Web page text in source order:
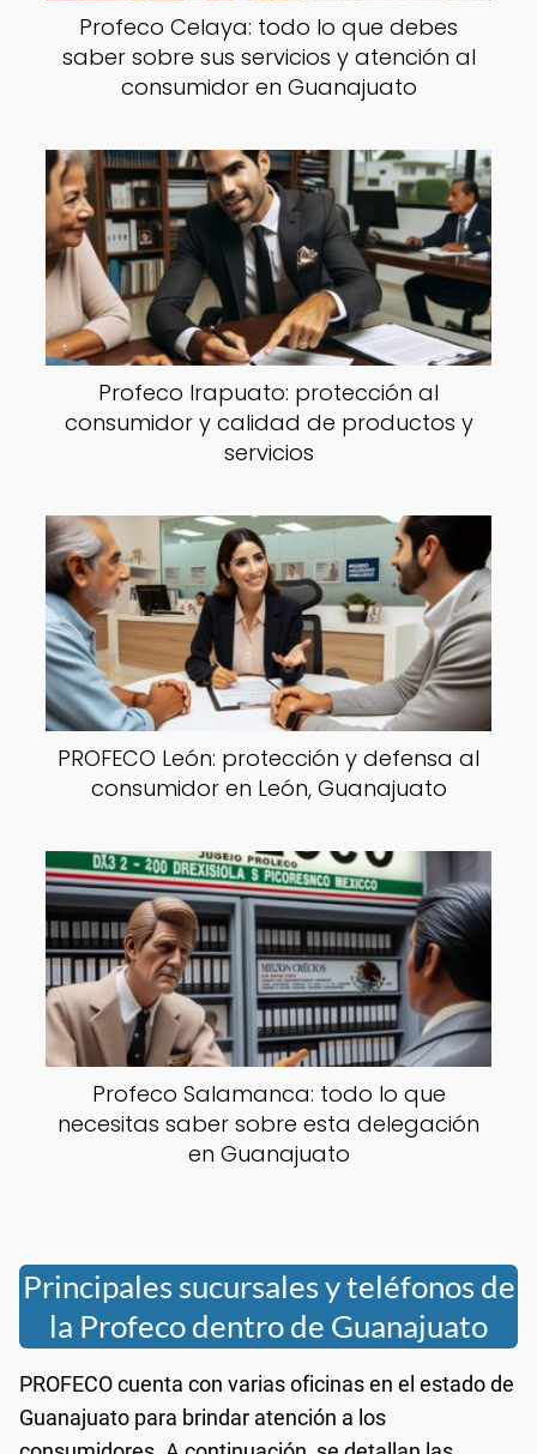
Profeco Celaya: todo lo que debes
saber sobre sus servicios y atención al
consumidor en Guanajuato
Profeco Irapuato: protección al
consumidor y calidad de productos y
servicios
PROFECO León: protección y defensa al
consumidor en León, Guanajuato
Profeco Salamanca: todo lo que
necesitas saber sobre esta delegación
en Guanajuato
Principales sucursales y teléfonos de
la Profeco dentro de Guanajuato
PROFECO cuenta con varias oficinas en el estado de
Guanajuato para brindar atención a los